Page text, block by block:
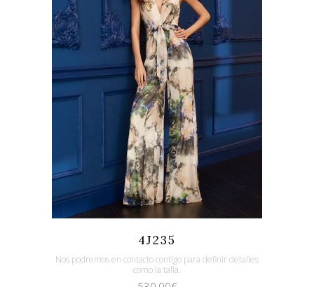
4J235
Nos podremos en contacto contigo para definir detalles
como la talla.